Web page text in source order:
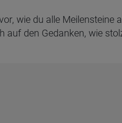
wie du alle
auf den Gedanken, wie